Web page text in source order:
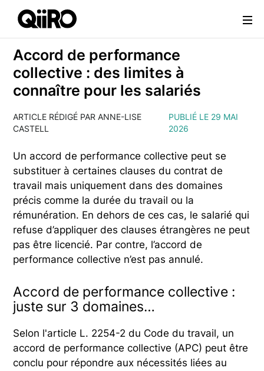
Webflow Homepage
Accord de performance
collective : des limites à
connaître pour les salariés
ARTICLE RÉDIGÉ PAR ANNE-LISE
CASTELL
PUBLIÉ LE 29 MAI
2026
Un accord de performance collective peut se
substituer à certaines clauses du contrat de
travail mais uniquement dans des domaines
précis comme la durée du travail ou la
rémunération. En dehors de ces cas, le salarié qui
refuse d’appliquer des clauses étrangères ne peut
pas être licencié. Par contre, l’accord de
performance collective n’est pas annulé.
Accord de performance collective :
juste sur 3 domaines…
Selon l'article L. 2254-2 du Code du travail, un
accord de performance collective (APC) peut être
conclu pour répondre aux nécessités liées au